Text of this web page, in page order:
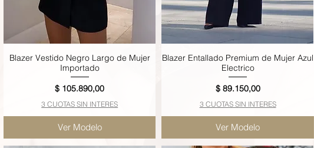
Vista rápida
Blazer Vestido Negro Largo de Mujer
Importado
Precio
$ 105.890,00
3 CUOTAS SIN INTERES
Ver Modelo
Vista rápida
Blazer Entallado Premium de Mujer Azul
Electrico
Precio
$ 89.150,00
3 CUOTAS SIN INTERES
Ver Modelo